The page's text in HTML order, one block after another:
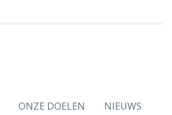
ONZE DOELEN
NIEUWS